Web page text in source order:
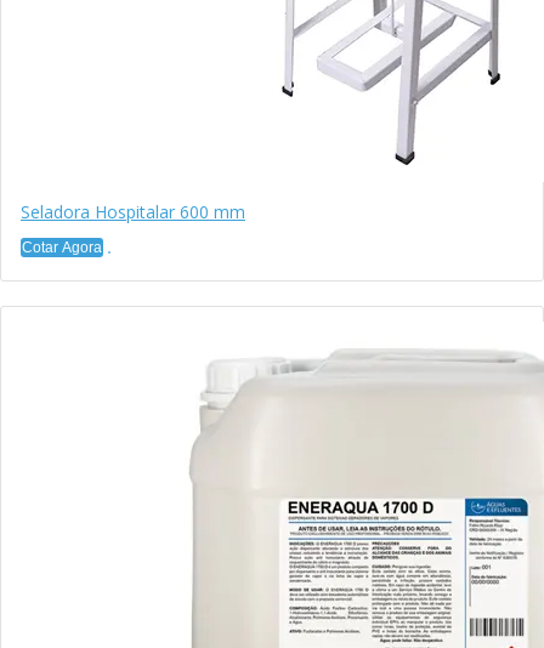
Seladora Hospitalar 600 mm
Cotar Agora